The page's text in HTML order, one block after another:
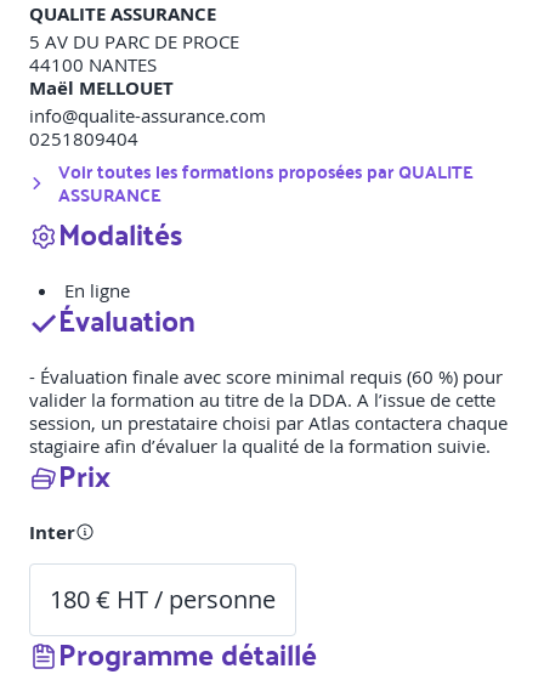
QUALITE ASSURANCE
5 AV DU PARC DE PROCE
44100 NANTES
Maël MELLOUET
info@qualite-assurance.com
0251809404
Voir toutes les formations proposées parQUALITE
ASSURANCE
Modalités
En ligne
Évaluation
- Évaluation finale avec score minimal requis (60 %) pour
valider la formation au titre de la DDA. A l’issue de cette
session, un prestataire choisi par Atlas contactera chaque
stagiaire afin d’évaluer la qualité de la formation suivie.
Prix
Inter
180 € HT / personne
Programme détaillé